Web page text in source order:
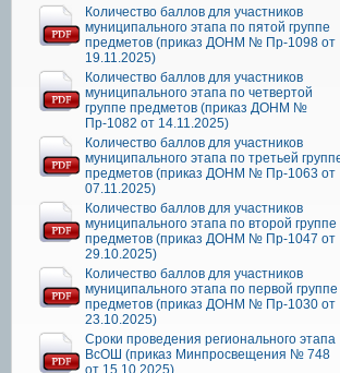
Количество баллов для участников
муниципального этапа по пятой группе
предметов (приказ ДОНМ № Пр-1098 от
19.11.2025)
Количество баллов для участников
муниципального этапа по четвертой
группе предметов (приказ ДОНМ №
Пр-1082 от 14.11.2025)
Количество баллов для участников
муниципального этапа по третьей
предметов (приказ ДОНМ № Пр-1063 от
07.11.2025)
Количество баллов для участников
муниципального этапа по второй группе
предметов (приказ ДОНМ № Пр-1047 от
29.10.2025)
Количество баллов для участников
муниципального этапа по первой группе
предметов (приказ ДОНМ № Пр-1030 от
23.10.2025)
Сроки проведения регионального этапа
ВсОШ (приказ Минпросвещения № 748
от 15.10.2025)